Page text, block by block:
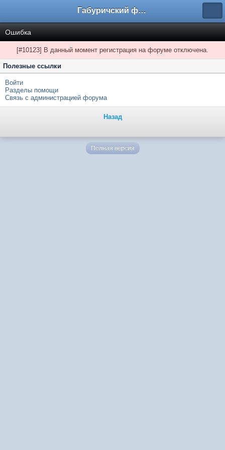
Габуричский форум
Ошибка
[#10123] В данный момент регистрация на форуме отключена.
Полезные ссылки
Войти
Разделы помощи
Связь с администрацией форума
Назад
Полная версия